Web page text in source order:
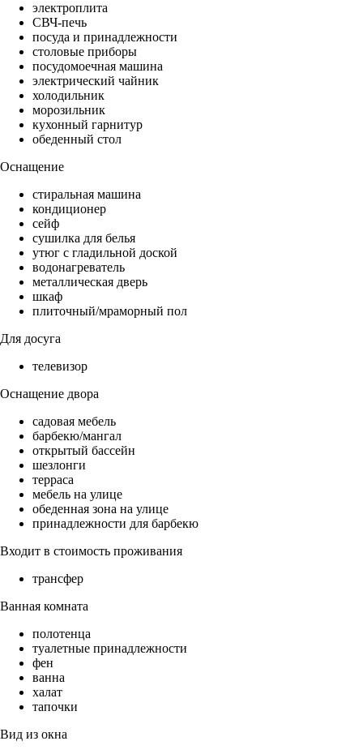
электроплита
СВЧ-печь
посуда и принадлежности
столовые приборы
посудомоечная машина
электрический чайник
холодильник
морозильник
кухонный гарнитур
обеденный стол
Оснащение
стиральная машина
кондиционер
сейф
сушилка для белья
утюг с гладильной доской
водонагреватель
металлическая дверь
шкаф
плиточный/мраморный пол
Для досуга
телевизор
Оснащение двора
садовая мебель
барбекю/мангал
открытый бассейн
шезлонги
терраса
мебель на улице
обеденная зона на улице
принадлежности для барбекю
Входит в стоимость проживания
трансфер
Ванная комната
полотенца
туалетные принадлежности
фен
ванна
халат
тапочки
Вид из окна